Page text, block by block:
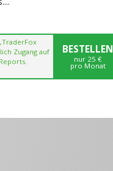
Zugang auf
BESTELLEN
nur 25 €
pro Monat